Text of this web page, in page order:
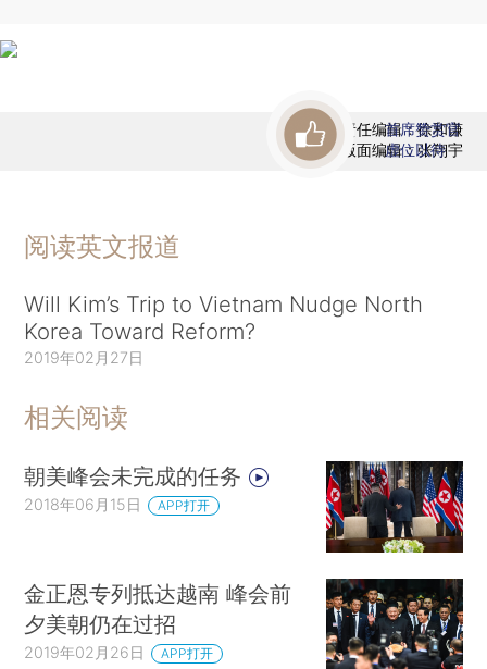
责任编辑：徐和谦
版面编辑：张翔宇
首席赞赏官
虚位以待
阅读英文报道
Will Kim’s Trip to Vietnam Nudge North
Korea Toward Reform?
2019年02月27日
相关阅读
朝美峰会未完成的任务
2018年06月15日 APP打开
金正恩专列抵达越南 峰会前
夕美朝仍在过招
2019年02月26日 APP打开